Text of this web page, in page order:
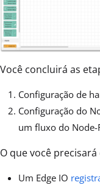
Você concluirá as
Configuração de
Configuração do
um fluxo do Node-
O que você precisará
Um Edge IO